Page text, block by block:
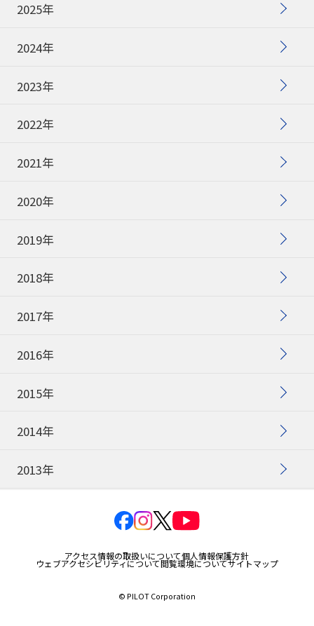
2025年
2024年
2023年
2022年
2021年
2020年
2019年
2018年
2017年
2016年
2015年
2014年
2013年
アクセス情報の取扱いについて個人情報保護方針
ウェブアクセシビリティについて閲覧環境についてサイトマップ
© PILOT Corporation